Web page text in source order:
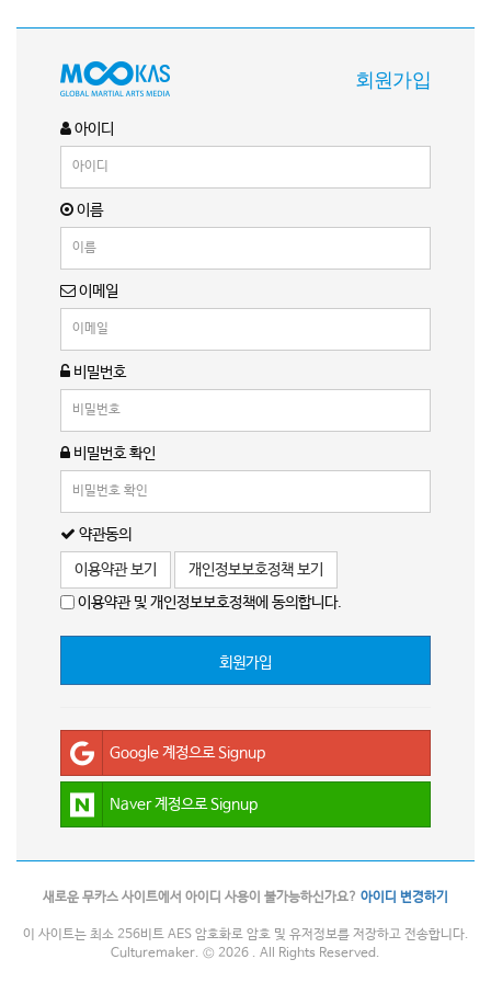
회원가입
아이디
이름
이메일
비밀번호
비밀번호 확인
약관동의
이용약관 보기
개인정보보호정책 보기
이용약관 및 개인정보보호정책에 동의합니다.
회원가입
Google 계정으로 Signup
Naver 계정으로 Signup
새로운 무카스 사이트에서 아이디 사용이 불가능하신가요? 아이디 변경하기
이 사이트는 최소 256비트 AES 암호화로 암호 및 유저정보를 저장하고 전송합니다.
Culturemaker. © 2026 . All Rights Reserved.